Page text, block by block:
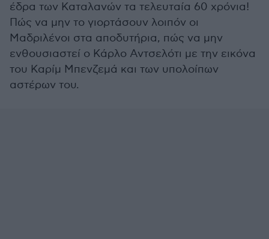
έδρα των Καταλανών τα τελευταία 60 χρόνια!
Πώς να μην το γιορτάσουν λοιπόν οι
Μαδριλένοι στα αποδυτήρια, πώς να μην
ενθουσιαστεί ο Κάρλο Αντσελότι με την εικόνα
του Καρίμ Μπενζεμά και των υπολοίπων
αστέρων του.